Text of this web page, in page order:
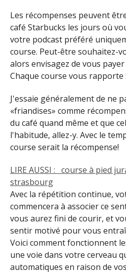
Les récompenses peuvent
café Starbucks les jours où
votre podcast préféré
course. Peut-être souhaitez-
alors envisagez de vous
Chaque course vous rapporte
J'essaie généralement de ne
«friandises» comme
du café quand même et que
l'habitude, allez-y. Avec le
course serait la récompense!
LIRE AUSSI : course à pied
strasbourg
Avec la répétition continue,
commencera à associer ce
vous aurez fini de courir, et
sentir motivé pour vous
Voici comment fonctionnent
une voie dans votre cerveau
automatiques en raison de